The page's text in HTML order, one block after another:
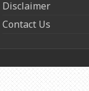
Disclaimer
Contact Us